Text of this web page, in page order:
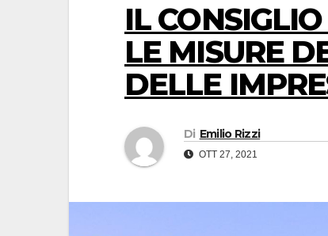
IL
LE MISURE
DELLE
Di Emilio Rizzi
OTT 27, 2021